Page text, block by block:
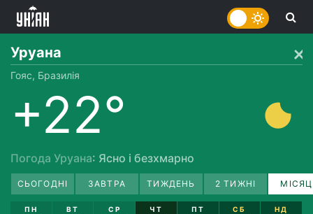
Уруана
Гояс, Бразилія
+22°
Погода Уруана: Ясно і безхмарно
СЬОГОДНІ ЗАВТРА ТИЖДЕНЬ 2 ТИЖНІ
ПН
ВТ
СР
ЧТ
ПТ
СБ
НД